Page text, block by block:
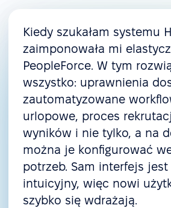
Kiedy szukałam systemu
zaimponowała mi
PeopleForce. W tym
wszystko: uprawnienia
zautomatyzowane
urlopowe, proces
wyników i nie tylko, a na
można je konfigurować
potrzeb. Sam interfejs jest
intuicyjny, więc nowi
szybko się wdrażają.